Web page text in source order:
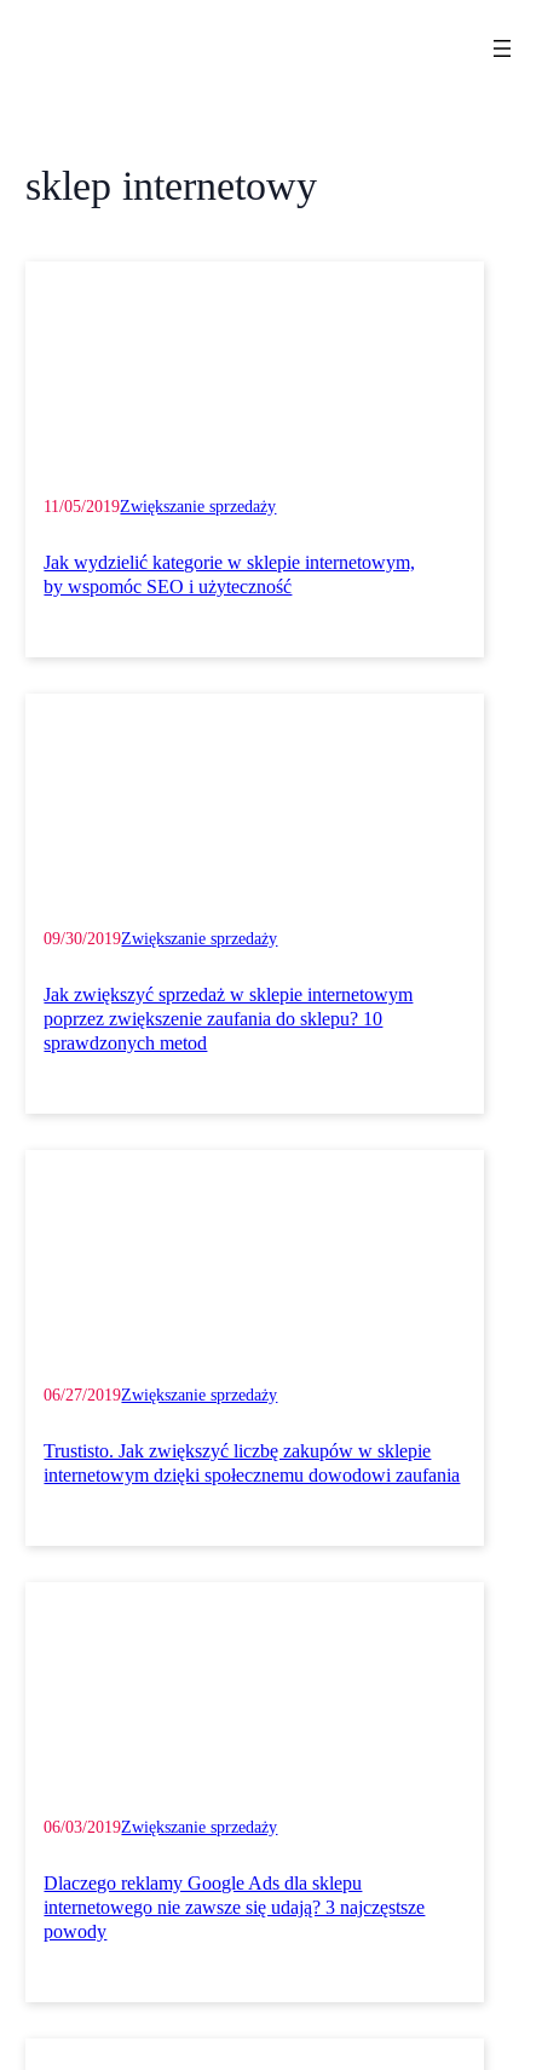
sklep internetowy
11/05/2019Zwiększanie sprzedaży
Jak wydzielić kategorie w sklepie internetowym,
by wspomóc SEO i użyteczność
09/30/2019Zwiększanie sprzedaży
Jak zwiększyć sprzedaż w sklepie internetowym
poprzez zwiększenie zaufania do sklepu? 10
sprawdzonych metod
06/27/2019Zwiększanie sprzedaży
Trustisto. Jak zwiększyć liczbę zakupów w sklepie
internetowym dzięki społecznemu dowodowi zaufania
06/03/2019Zwiększanie sprzedaży
Dlaczego reklamy Google Ads dla sklepu
internetowego nie zawsze się udają? 3 najczęstsze
powody